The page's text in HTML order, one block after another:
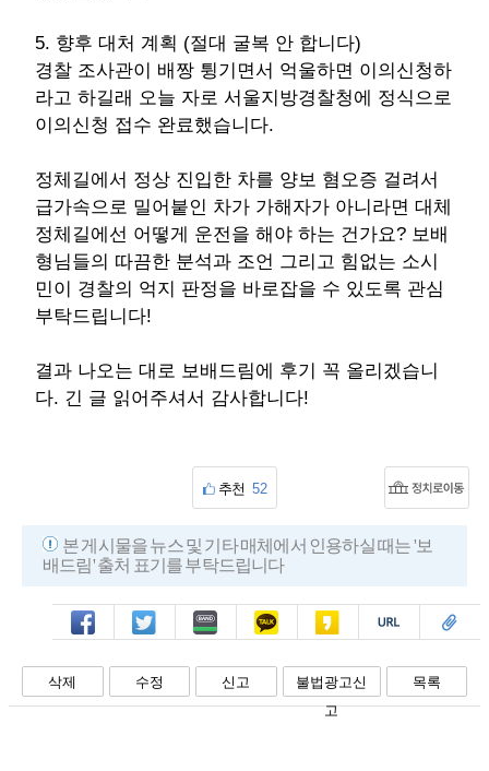
5. 향후 대처 계획 (절대 굴복 안 합니다)
경찰 조사관이 배짱 튕기면서 억울하면 이의신청하
라고 하길래 오늘 자로 서울지방경찰청에 정식으로
이의신청 접수 완료했습니다.
정체길에서 정상 진입한 차를 양보 혐오증 걸려서
급가속으로 밀어붙인 차가 가해자가 아니라면 대체
정체길에선 어떻게 운전을 해야 하는 건가요? 보배
형님들의 따끔한 분석과 조언 그리고 힘없는 소시
민이 경찰의 억지 판정을 바로잡을 수 있도록 관심
부탁드립니다!
결과 나오는 대로 보배드림에 후기 꼭 올리겠습니
다. 긴 글 읽어주셔서 감사합니다!
추천 52
본 게시물을 뉴스 및 기타 매체에서 인용하실 때는 '보
배드림' 출처 표기를 부탁드립니다
페북 트윗 밴드 카톡 카스 복사 스크랩
삭제 수정 신고
불법광고신
고
목록